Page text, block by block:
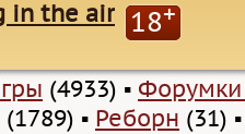
in the air 18+
(4933) ▪
(1789) ▪ Реборн (31) ▪